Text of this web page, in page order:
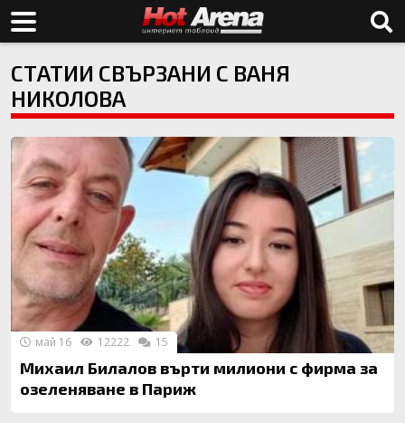
СТАТИИ СВЪРЗАНИ С ВАНЯ
НИКОЛОВА
Михаил Билалов върти милиони с фирма за
озеленяване в Париж
май 16 12222 15